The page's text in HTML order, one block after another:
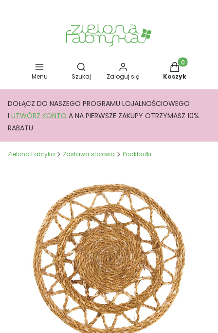
Menu
Otwórz wyszukiwarkę
Szukaj Zaloguj się
Produkty w
Koszyk
DOŁĄCZ DO NASZEGO PROGRAMU LOJALNOŚCIOWEGO
I UTWÓRZ KONTO A NA PIERWSZE ZAKUPY OTRZYMASZ 10%
RABATU
Zielona Fabryka Zastawa stołowa Podkładki